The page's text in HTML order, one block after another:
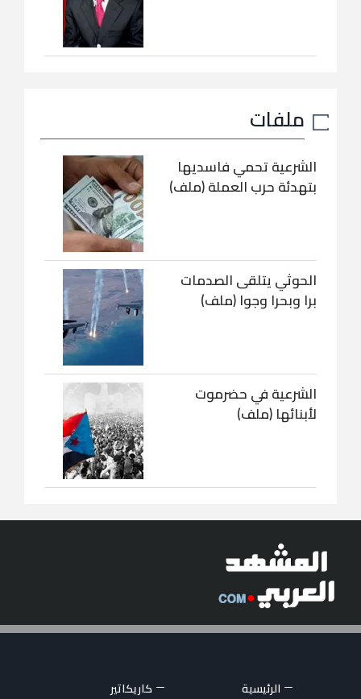
ملفات
الشرعية تحمي فاسديها
بتهدئة حرب العملة (ملف)
الحوثي يتلقى الصدمات
برا وبحرا وجوا (ملف)
الشرعية في حضرموت
لأبنائها (ملف)
الرئيسية كاريكاتير